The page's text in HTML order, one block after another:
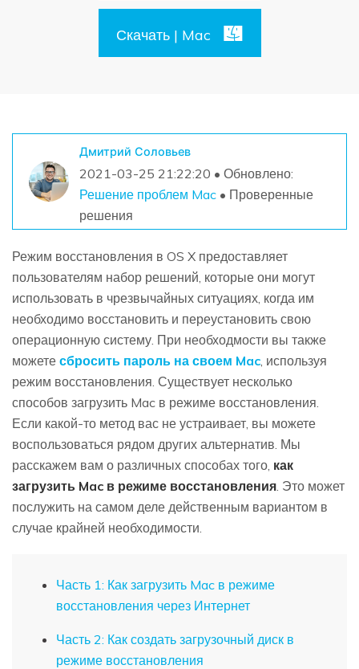
Информационный центр
Скачать | Mac
Дмитрий Соловьев
2021-03-25 21:22:20 • Обновлено:
Решение проблем Mac• Проверенные
решения
Режим восстановления в OS X предоставляет
пользователям набор решений, которые они могут
использовать в чрезвычайных ситуациях, когда им
необходимо восстановить и переустановить свою
операционную систему. При необходмости вы также
можете сбросить пароль на своем Mac , используя
режим восстановления. Существует несколько
способов загрузить Mac в режиме восстановления.
Если какой-то метод вас не устраивает, вы можете
воспользоваться рядом других альтернатив. Мы
расскажем вам о различных способах того, как
загрузить Mac в режиме восстановления . Это может
послужить на самом деле действенным вариантом в
случае крайней необходимости.
Часть 1: Как загрузить Mac в режиме
восстановления через Интернет
Часть 2: Как создать загрузочный диск в
режиме восстановления